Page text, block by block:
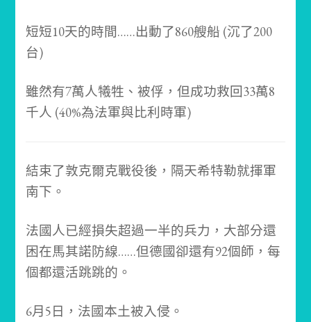
短短10天的時間……出動了860艘船 (沉了200
台)
雖然有7萬人犧牲、被俘，但成功救回33萬8
千人 (40%為法軍與比利時軍)
結束了敦克爾克戰役後，隔天希特勒就揮軍
南下。
法國人已經損失超過一半的兵力，大部分還
困在馬其諾防線……但德國卻還有92個師，每
個都還活跳跳的。
6月5日，法國本土被入侵。